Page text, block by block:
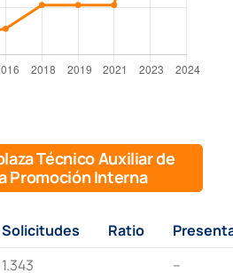
Técnico Auxiliar de
Promoción Interna
Solicitudes Ratio
1.343
–